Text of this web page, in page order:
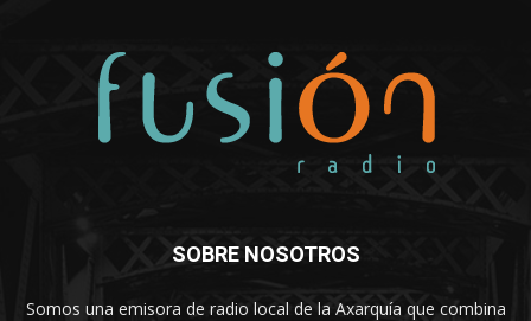
SOBRE NOSOTROS
Somos una emisora de radio local de la Axarquía que combina